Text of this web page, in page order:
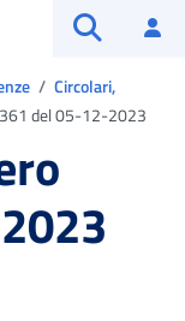
Circolari,
del 05-12-2023